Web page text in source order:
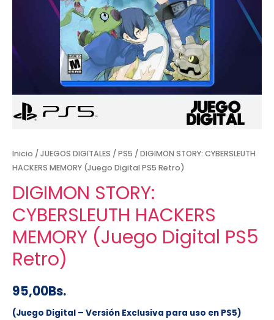
Inicio /JUEGOS DIGITALES /PS5 / DIGIMON STORY: CYBERSLEUTH
HACKERS MEMORY (Juego Digital PS5 Retro)
DIGIMON STORY:
CYBERSLEUTH HACKERS
MEMORY (Juego Digital PS5
Retro)
95,00Bs.
(Juego Digital – Versión Exclusiva para uso en PS5)